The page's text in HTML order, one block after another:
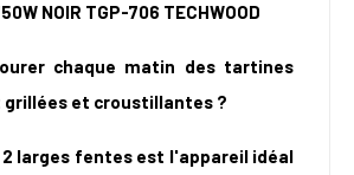
NOIR TGP-706 TECHWOOD
chaque matin des tartines
et croustillantes ?
larges fentes est l'appareil idéal